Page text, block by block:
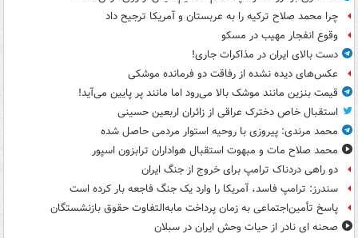
چرا محمد صلاح ترکیه را به عربستان و آمریکا ترجیح داد
وقوع انفجار مهیب در مسکو
دست بالای ایران در مذاکرات جاری!
عکس‌های دیده نشده از رفاقت دو فرمانده‌ موشکی
قیمت بنزین مانند موشک بالا می‌رود اما مانند پر پایین می‌آید!
استقبال خاص دخترک عراقی از زائران اربعین حسینی
محمد مرندی: پیروزی با روحیه استوار مردمی حاصل شده
محمد صلاح مات و مبهوت استقبال هواداران ترابزون اسپور
دو راهی دردناک ترامپ برای خروج از جنگ ایران
سندرز: ترامپ فاسد، آمریکا را وارد یک جنگ فاجعه بار کرده است
پاسخ تأمین‌اجتماعی به زمان پرداخت مابه‌التفاوت حقوق بازنشستگان
صحنه ای نادر از حیات وحش ایران در سبلان